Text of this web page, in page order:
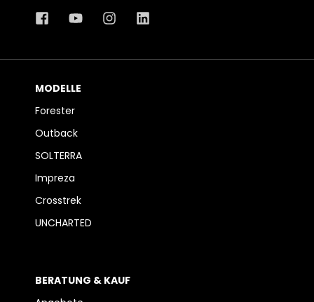
MODELLE
Forester
Outback
SOLTERRA
Impreza
Crosstrek
UNCHARTED
BERATUNG & KAUF